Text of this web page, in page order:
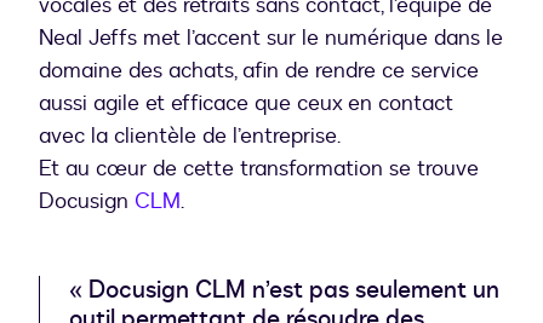
Neal Jeffs met l’accent sur le numérique dans le
domaine des achats, afin de rendre ce service
aussi agile et efficace que ceux en contact
avec la clientèle de l’entreprise.
Et au cœur de cette transformation se trouve
Docusign CLM
« Docusign CLM n’est pas seulement un